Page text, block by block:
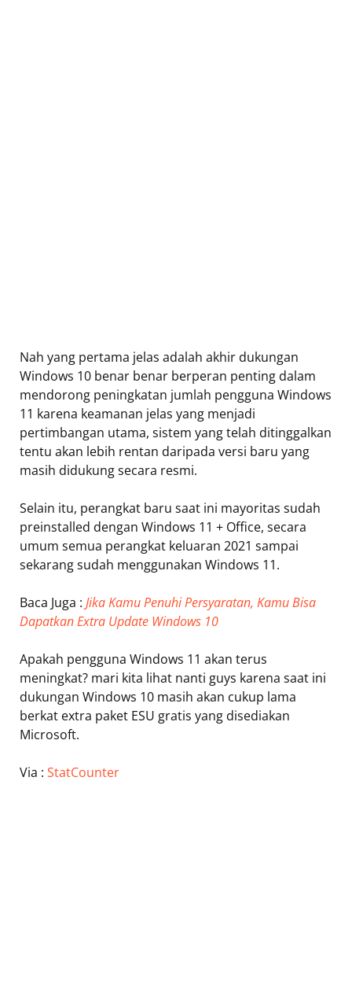
Nah yang pertama jelas adalah akhir dukungan
Windows 10 benar benar berperan penting dalam
mendorong peningkatan jumlah pengguna Windows
11 karena keamanan jelas yang menjadi
pertimbangan utama, sistem yang telah ditinggalkan
tentu akan lebih rentan daripada versi baru yang
masih didukung secara resmi.
Selain itu, perangkat baru saat ini mayoritas sudah
preinstalled dengan Windows 11 + Office, secara
umum semua perangkat keluaran 2021 sampai
sekarang sudah menggunakan Windows 11.
Baca Juga : Jika Kamu Penuhi Persyaratan, Kamu Bisa
Dapatkan Extra Update Windows 10
Apakah pengguna Windows 11 akan terus
meningkat? mari kita lihat nanti guys karena saat ini
dukungan Windows 10 masih akan cukup lama
berkat extra paket ESU gratis yang disediakan
Microsoft.
Via : StatCounter